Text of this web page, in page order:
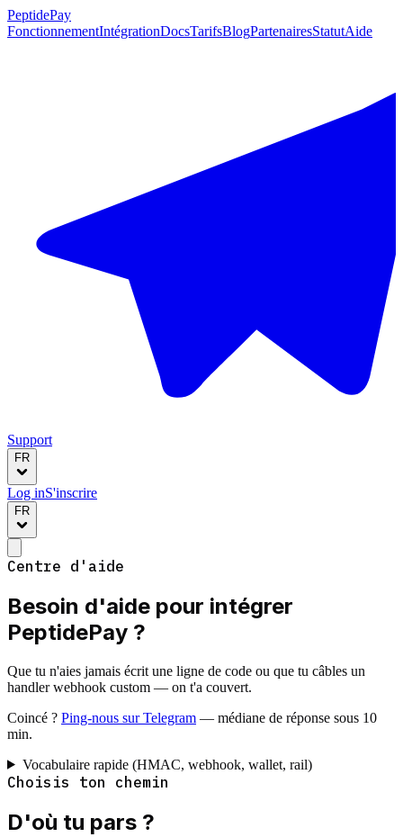
PeptidePay
FonctionnementIntégrationDocsTarifsBlogPartenairesStatutAide
Support
FR
Log inS'inscrire
FR
Centre d'aide
Besoin d'aide pour intégrer
PeptidePay ?
Que tu n'aies jamais écrit une ligne de code ou que tu câbles un
handler webhook custom — on t'a couvert.
Coincé ? Ping-nous sur Telegram — médiane de réponse sous 10
min.
Vocabulaire rapide (HMAC, webhook, wallet, rail)
Choisis ton chemin
D'où tu pars ?